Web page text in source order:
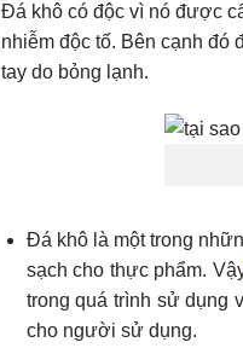
Đá khô có độc vì nó được
nhiễm độc tố. Bên cạnh đó
tay do bỏng lạnh.
Đá khô là một trong
sạch cho thực phẩm.
trong quá trình sử dụng
cho người sử dụng.